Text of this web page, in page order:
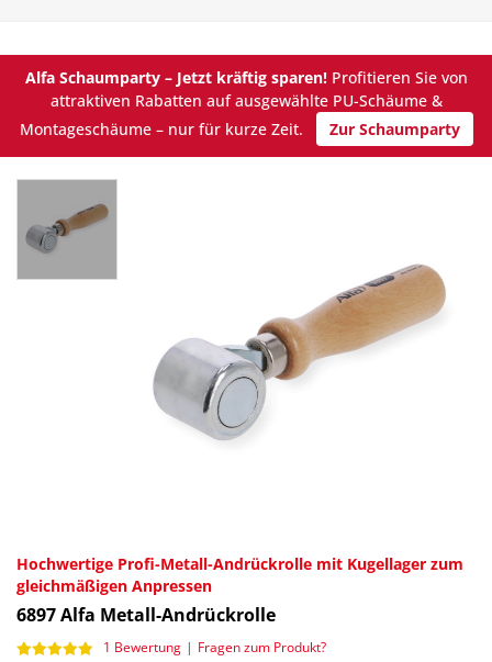
Alfa Schaumparty – Jetzt kräftig sparen!Profitieren Sie von
attraktiven Rabatten auf ausgewählte PU-Schäume &
Montageschäume – nur für kurze Zeit.
Zur Schaumparty
Hochwertige Profi-Metall-Andrückrolle mit Kugellager zum
gleichmäßigen Anpressen
6897Alfa Metall-Andrückrolle
1 Bewertung | Fragen zum Produkt?